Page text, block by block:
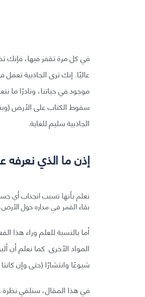
في كل مرة تقفز فيها، فإنك
عاليًا. إنك ترى الجاذبية
موجود في حياتنا، ونادرًا
سقوط الكتاب على الأرض
الجاذبية سليم للغاية.
إذن ما الذي نعرفه
نعلم بأنها تسبب انجذاب أي
بقاء القمر في مداره حول
أما بالنسبة للعلم وراء هذا
المواد الأخرى. كما نعلم أن
شيوعًا وانتشارًا (حتى وإن
في هذا المقال، سنلقي نظرة